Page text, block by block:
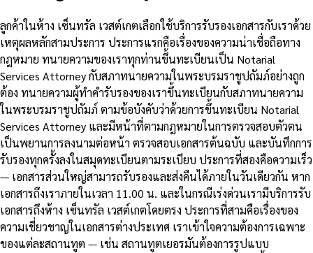
ลูกค้าในห้าง เซ็นทรัล เวสต์เกตเลือกใช้บริการรับรองเอกสารกับเราด้วย
เหตุผลหลักสามประการ ประการแรกคือเรื่องของความน่าเชื่อถือทาง
กฎหมาย ทนายความของเราทุกท่านขึ้นทะเบียนเป็น Notarial
Services Attorney กับสภาทนายความในพระบรมราชูปถัมภ์อย่างถูก
ต้อง ทนายความผู้ทำคำรับรองของเราขึ้นทะเบียนกับสภาทนายความ
ในพระบรมราชูปถัมภ์ ตามข้อบังคับว่าด้วยการขึ้นทะเบียน Notarial
Services Attorney และมีหน้าที่ตามกฎหมายในการตรวจสอบตัวตน
เป็นพยานการลงนามต่อหน้า ตรวจสอบเอกสารต้นฉบับ และบันทึกการ
รับรองทุกครั้งลงในสมุดทะเบียนตามระเบียบ ประการที่สองคือความเร็ว
— เอกสารส่วนใหญ่สามารถรับรองและส่งคืนได้ภายในวันเดียวกัน หาก
เอกสารถึงเราภายในเวลา 11.00 น. และในกรณีเร่งด่วนเรามีบริการรับ
เอกสารถึงห้าง เซ็นทรัล เวสต์เกตโดยตรง ประการที่สามคือเรื่องของ
ความเชี่ยวชาญในเอกสารต่างประเทศ เราเข้าใจความต้องการเฉพาะ
ของแต่ละสถานทูต — เช่น สถานทูตเยอรมันต้องการรูปแบบ